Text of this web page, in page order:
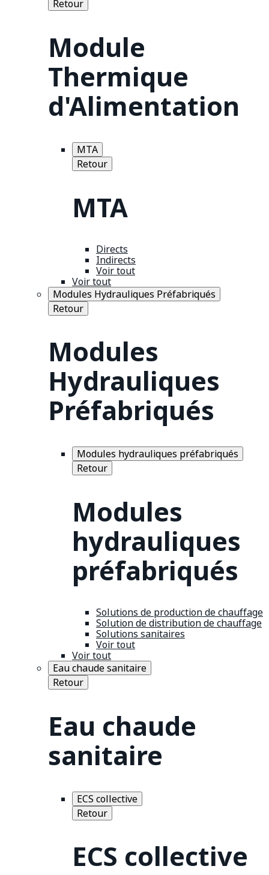
Retour
Module
Thermique
d'Alimentation
MTA
Retour
MTA
Directs
Indirects
Voir tout
Voir tout
Modules Hydrauliques Préfabriqués
Retour
Modules
Hydrauliques
Préfabriqués
Modules hydrauliques préfabriqués
Retour
Modules
hydrauliques
préfabriqués
Solutions de production de chauffage
Solution de distribution de chauffage
Solutions sanitaires
Voir tout
Voir tout
Eau chaude sanitaire
Retour
Eau chaude
sanitaire
ECS collective
Retour
ECS collective